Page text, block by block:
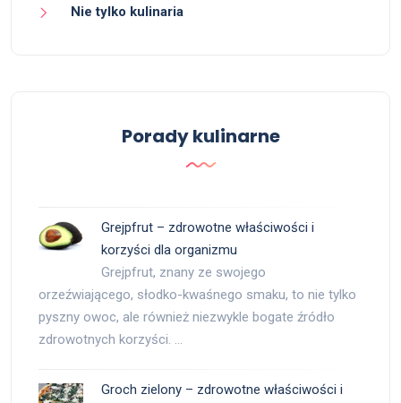
Nie tylko kulinaria
Porady kulinarne
Grejpfrut – zdrowotne właściwości i
korzyści dla organizmu
Grejpfrut, znany ze swojego
orzeźwiającego, słodko-kwaśnego smaku, to nie tylko
pyszny owoc, ale również niezwykle bogate źródło
zdrowotnych korzyści. …
Groch zielony – zdrowotne właściwości i